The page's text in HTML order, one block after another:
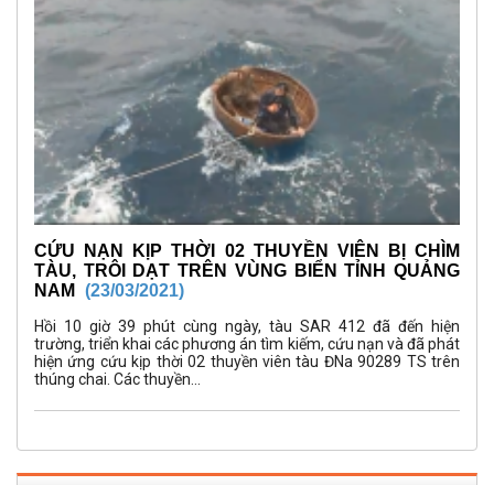
CỨU NẠN KỊP THỜI 02 THUYỀN VIÊN BỊ CHÌM
TÀU, TRÔI DẠT TRÊN VÙNG BIỂN TỈNH QUẢNG
NAM
(23/03/2021)
Hồi 10 giờ 39 phút cùng ngày, tàu SAR 412 đã đến hiện
trường, triển khai các phương án tìm kiếm, cứu nạn và đã phát
hiện ứng cứu kịp thời 02 thuyền viên tàu ĐNa 90289 TS trên
thúng chai. Các thuyền...